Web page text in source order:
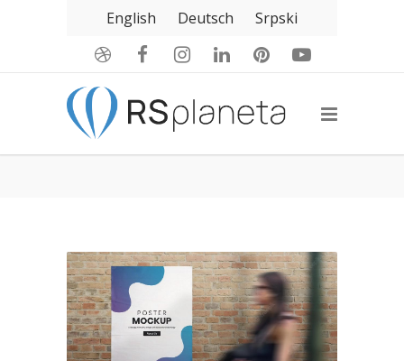
English Deutsch Srpski